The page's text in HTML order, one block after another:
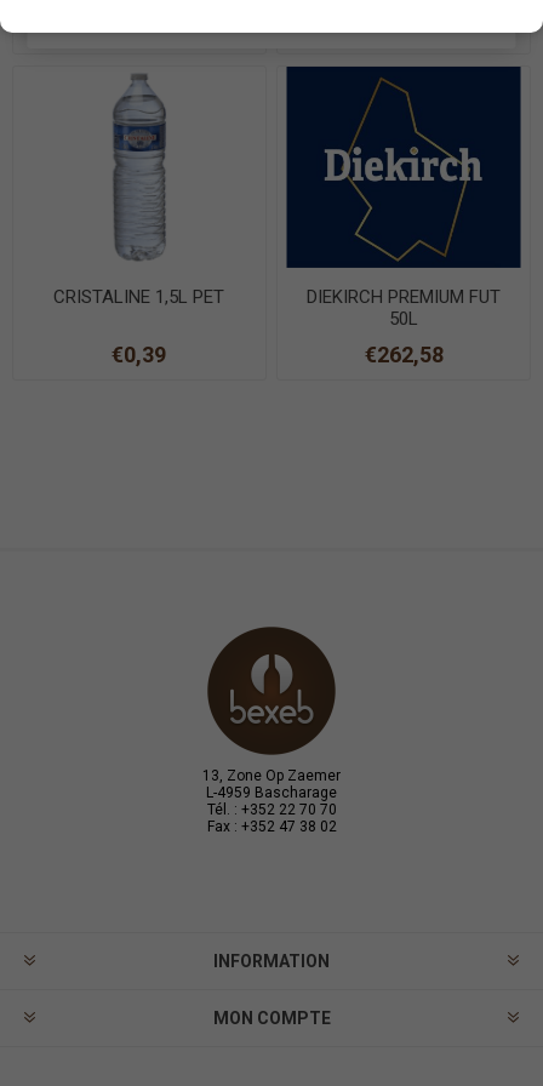
€1,57 €4,54
CRISTALINE 1,5L PET
€0,39
DIEKIRCH PREMIUM FUT
50L
€262,58
13, Zone Op Zaemer
L-4959 Bascharage
Tél. : +352 22 70 70
Fax : +352 47 38 02
INFORMATION
MON COMPTE